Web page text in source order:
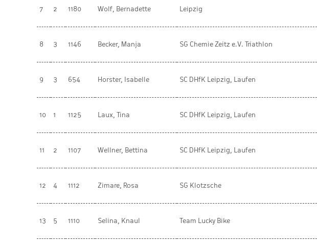
7 2 1180 Wolf, Bernadette Leipzig
8 3 1146 Becker, Manja SG Chemie Zeitz e.V. Triathlon
9 3 654 Horster, Isabelle SC DHfK Leipzig, Laufen
10 1 1125 Laux, Tina SC DHfK Leipzig, Laufen
11 2 1107 Wellner, Bettina SC DHfK Leipzig, Laufen
12 4 1112 Zimare, Rosa SG Klotzsche
13 5 1110 Selina, Knaul Team Lucky Bike